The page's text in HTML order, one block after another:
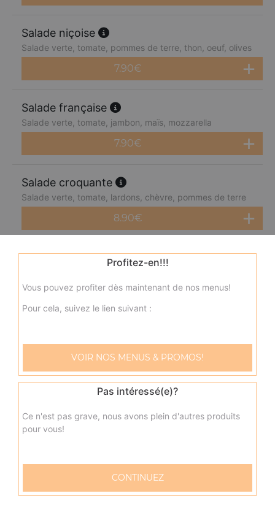
Salade niçoise
Salade verte, tomate, pommes de terre, thon, oeuf, olives
7.90€
Salade française
Salade verte, tomate, jambon, maïs, mozzarella
7.90€
Salade croquante
Salade verte, tomate, lardons, chèvre, pommes de terre
8.90€
Salade norvégienne
8.90€
Profitez-en!!!
Vous pouvez profiter dès maintenant de nos menus!
Pour cela, suivez le lien suivant :
VOIR NOS MENUS & PROMOS!
Pas intéressé(e)?
Ce n'est pas grave, nous avons plein d'autres produits
pour vous!
CONTINUEZ